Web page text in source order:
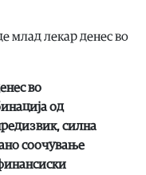
млад лекар денес во
во
од
силна
соочување